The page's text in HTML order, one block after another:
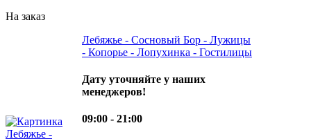
На заказ
Лебяжье - Сосновый Бор - Лужицы
- Копорье - Лопухинка - Гостилицы
Дату уточняйте у наших
менеджеров!
09:00 - 21:00